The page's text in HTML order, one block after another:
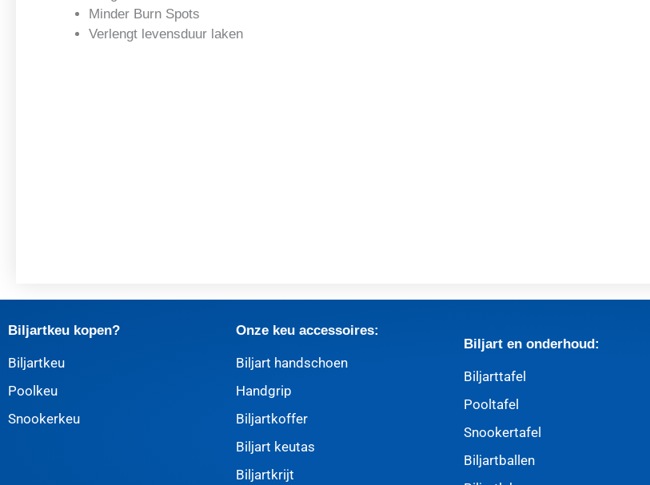
Minder Burn Spots
Verlengt levensduur laken
Biljartkeu kopen?
Biljartkeu
Poolkeu
Snookerkeu
Onze keu accessoires:
Biljart handschoen
Handgrip
Biljartkoffer
Biljart keutas
Biljartkrijt
Biljart en onderhoud:
Biljarttafel
Pooltafel
Snookertafel
Biljartballen